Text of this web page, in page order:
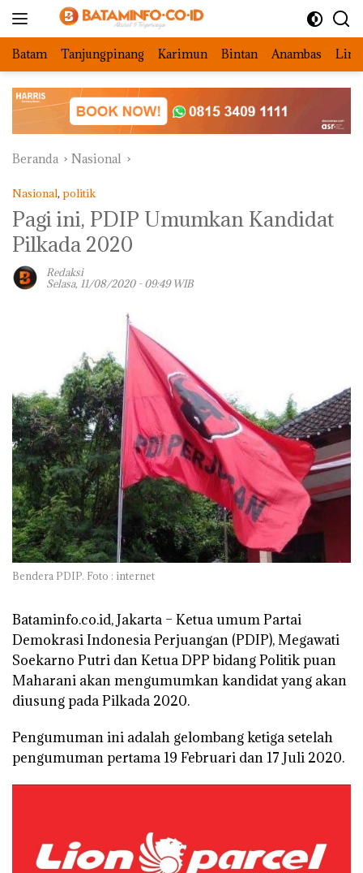
Batam Tanjungpinang Karimun Bintan Anambas
Beranda Nasional
Nasional, politik
Pagi ini, PDIP Umumkan Kandidat
Pilkada 2020
Redaksi
Selasa, 11/08/2020 - 09:49 WIB
Bendera PDIP. Foto : internet
Bataminfo.co.id, Jakarta – Ketua umum Partai
Demokrasi Indonesia Perjuangan (PDIP), Megawati
Soekarno Putri dan Ketua DPP bidang Politik puan
Maharani akan mengumumkan kandidat yang akan
diusung pada Pilkada 2020.
Pengumuman ini adalah gelombang ketiga setelah
pengumuman pertama 19 Februari dan 17 Juli 2020.